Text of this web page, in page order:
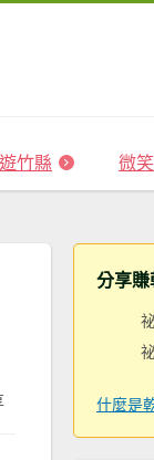
竹縣 微
分享
什麼是